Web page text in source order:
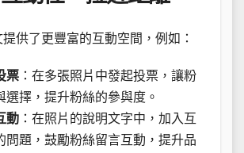
提供了更豐富的互動空間，例如：
票 ：在多張照片中發起投票，讓粉
選擇，提升粉絲的參與度。
動 ：在照片的說明文字中，加入互
問題，鼓勵粉絲留言互動，提升品